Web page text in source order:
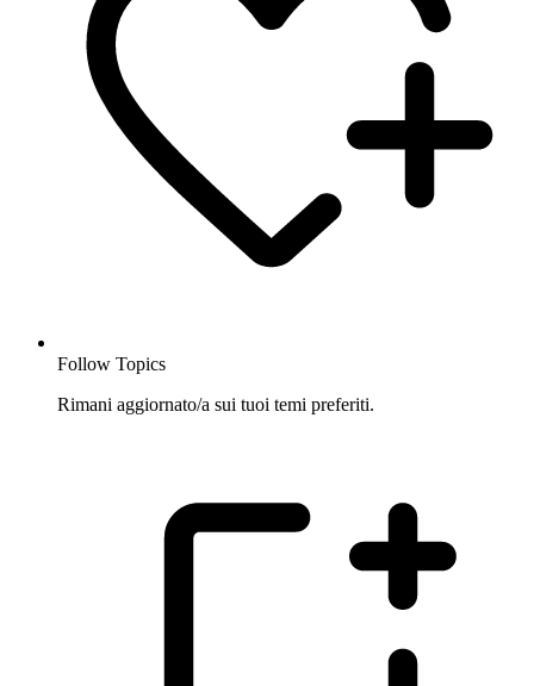
Follow Topics
Rimani aggiornato/a sui tuoi temi preferiti.